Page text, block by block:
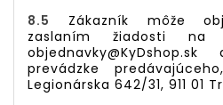
8.5 Zákazník môže
zaslaním žiadosti na
objednavky@KyDshop.sk
prevádzke
Legionárska 642/31, 911 01